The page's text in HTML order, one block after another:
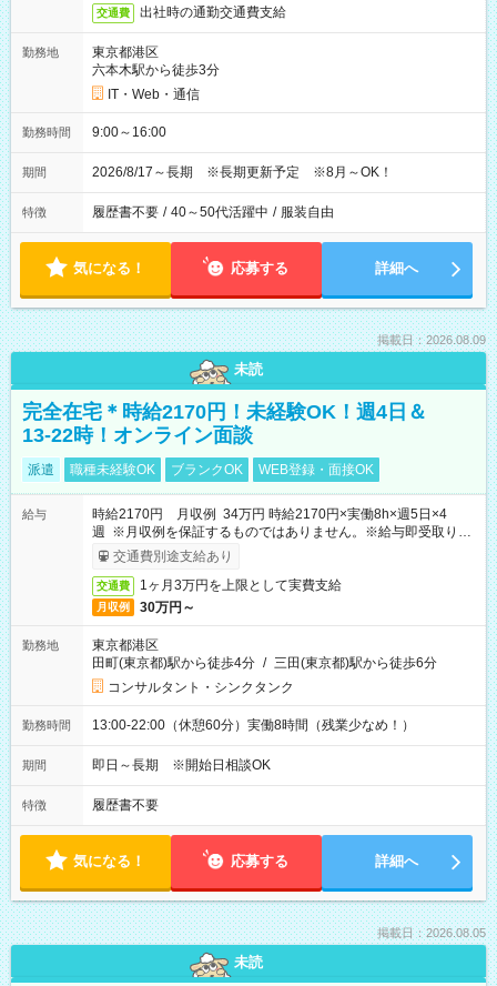
交通費 出社時の通勤交通費支給
勤務地
東京都港区
六本木駅から徒歩3分
IT・Web・通信
勤務時間 9:00～16:00
期間 2026/8/17～長期 ※長期更新予定 ※8月～OK！
特徴 履歴書不要 / 40～50代活躍中 / 服装自由
気になる！ 応募する 詳細へ
掲載日：2026.08.09
未読
完全在宅＊時給2170円！未経験OK！週4日＆
13-22時！オンライン面談
派遣 職種未経験OK ブランクOK WEB登録・面接OK
給与
時給2170円 月収例 34万円 時給2170円×実働8h×週5日×4
週 ※月収例を保証するものではありません。※給与即受取りサ
ービス利用可（利用条件有）
交通費別途支給あり
交通費 1ヶ月3万円を上限として実費支給
月収例 30万円～
勤務地
東京都港区
田町(東京都)駅から徒歩4分 / 三田(東京都)駅から徒歩6分
コンサルタント・シンクタンク
勤務時間 13:00-22:00（休憩60分）実働8時間（残業少なめ！）
期間 即日～長期 ※開始日相談OK
特徴 履歴書不要
気になる！ 応募する 詳細へ
掲載日：2026.08.05
未読